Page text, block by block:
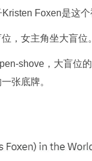
Foxen是这个
，女主角坐大盲位。
shove，大盲位
张底牌。